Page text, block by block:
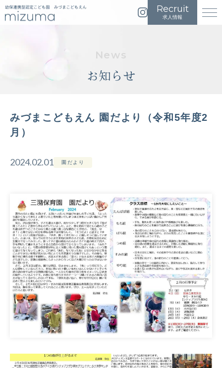
イ
ち
求人情報
メ
お知らせ
みづまこどもえん 園だより（令和5年度2
月）
2024.02.01 園だより